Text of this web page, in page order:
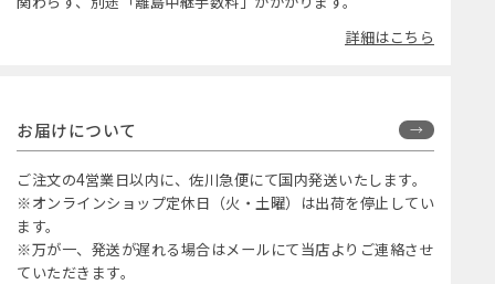
詳細はこちら
お届けについて
ご注文の4営業日以内に、佐川急便にて国内発送いたします。
※オンラインショップ定休日（火・土曜）は出荷を停止してい
ます。
※万が一、発送が遅れる場合はメールにて当店よりご連絡させ
ていただきます。